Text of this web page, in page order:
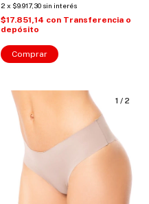
2 x $9.917,30 sin interés
$17.851,14 con Transferencia o
depósito
Comprar
1 / 2